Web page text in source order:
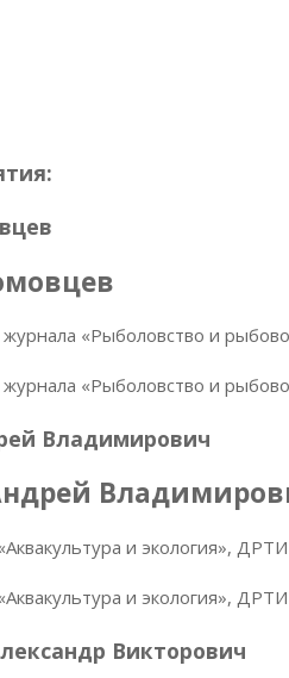
«Рыболовство и
«Рыболовство и
Владимирович
и экология»,
и экология»,
Викторович